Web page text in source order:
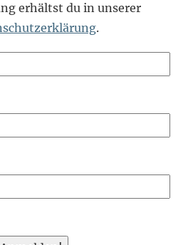
erhältst du in unserer
.